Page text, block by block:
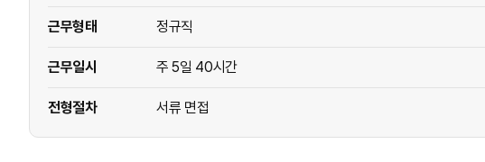
근무형태 정규직
근무일시 주 5일 40시간
전형절차 서류 면접